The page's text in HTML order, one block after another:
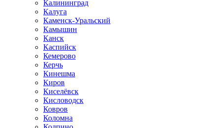
Калининград
Калуга
Каменск-Уральский
Камышин
Канск
Каспийск
Кемерово
Керчь
Кинешма
Киров
Киселёвск
Кисловодск
Ковров
Коломна